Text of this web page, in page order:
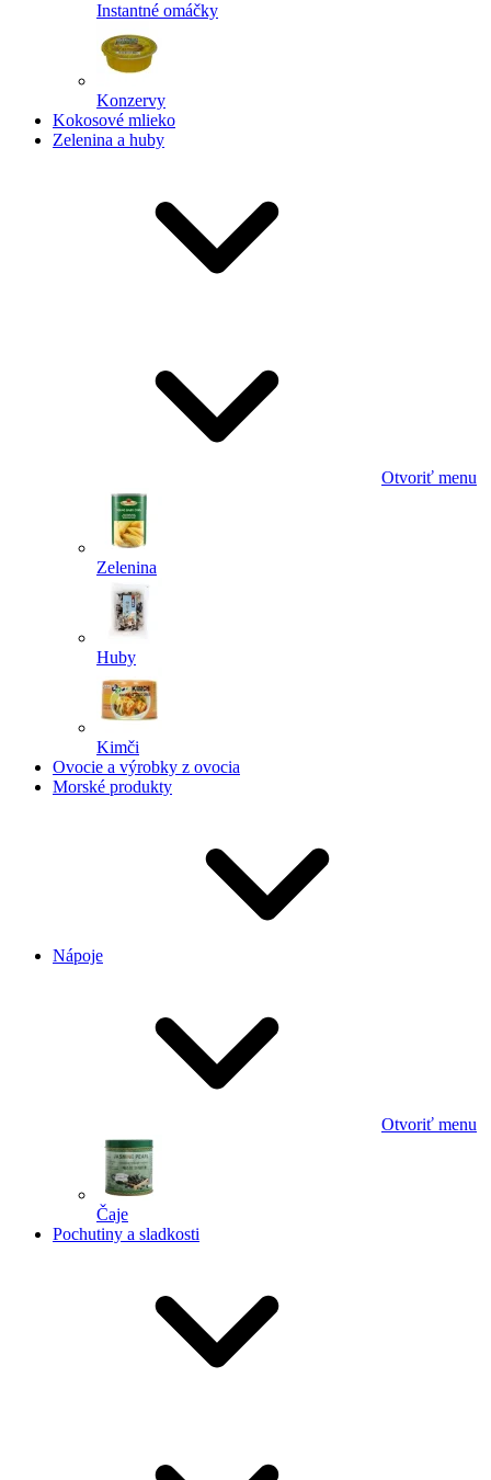
Instantné omáčky
Konzervy
Kokosové mlieko
Zelenina a huby
Otvoriť menu
Zelenina
Huby
Kimči
Ovocie a výrobky z ovocia
Morské produkty
Nápoje
Otvoriť menu
Čaje
Pochutiny a sladkosti